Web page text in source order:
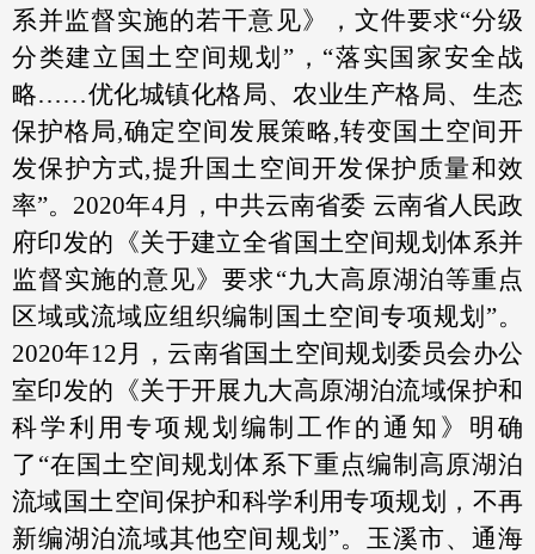
系并监督实施的若干意见》，文件要求“分级
分类建立国土空间规划”，“落实国家安全战
略……优化城镇化格局、农业生产格局、生态
保护格局,确定空间发展策略,转变国土空间开
发保护方式,提升国土空间开发保护质量和效
率”。2020年4月，中共云南省委 云南省人民政
府印发的《关于建立全省国土空间规划体系并
监督实施的意见》要求“九大高原湖泊等重点
区域或流域应组织编制国土空间专项规划”。
2020年12月，云南省国土空间规划委员会办公
室印发的《关于开展九大高原湖泊流域保护和
科学利用专项规划编制工作的通知》明确
了“在国土空间规划体系下重点编制高原湖泊
流域国土空间保护和科学利用专项规划，不再
新编湖泊流域其他空间规划”。玉溪市、通海